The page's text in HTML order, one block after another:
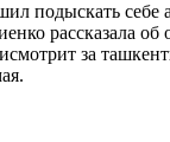
подыскать себе
рассказала
за